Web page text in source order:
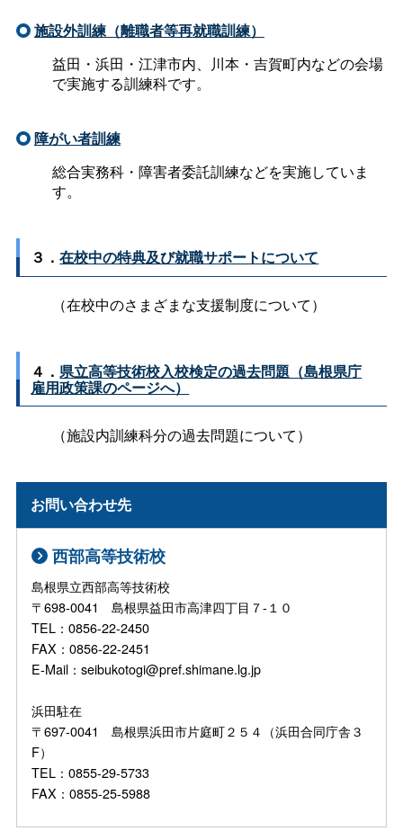
施設外訓練（離職者等再就職訓練）
益田・浜田・江津市内、川本・吉賀町内などの会場
で実施する訓練科です。
障がい者訓練
総合実務科・障害者委託訓練などを実施していま
す。
３．在校中の特典及び就職サポートについて
（在校中のさまざまな支援制度について）
４．県立高等技術校入校検定の過去問題（島根県庁
雇用政策課のページへ）
（施設内訓練科分の過去問題について）
お問い合わせ先
西部高等技術校
島根県立西部高等技術校
〒698-0041 島根県益田市高津四丁目７-１０
TEL：0856-22-2450
FAX：0856-22-2451
E-Mail：seibukotogi@pref.shimane.lg.jp
浜田駐在
〒697-0041 島根県浜田市片庭町２５４（浜田合同庁舎３
F）
TEL：0855-29-5733
FAX：0855-25-5988